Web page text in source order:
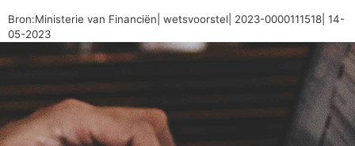
Bron:Ministerie van Financiën| wetsvoorstel| 2023-0000111518| 14-
05-2023